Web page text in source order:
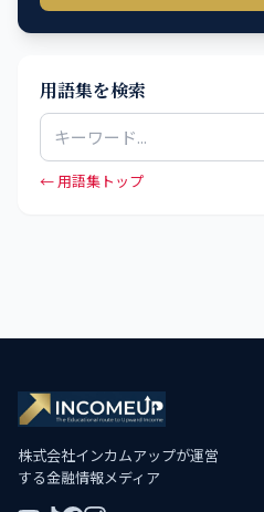
用語集を検索
← 用語集トップ
株式会社インカムアップが運営
する金融情報メディア